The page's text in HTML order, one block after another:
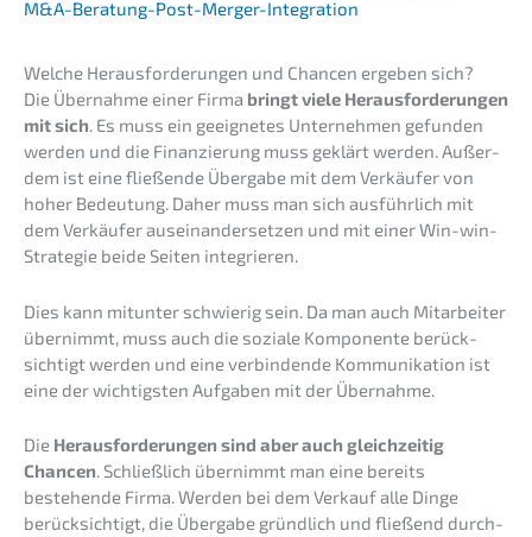
Welche Heraus­for­de­run­gen und Chancen ergeben sich?
Die Übernah­me einer Firma bringt viele Heraus­for­de­run­gen
mit sich. Es muss ein geeig­ne­tes Unter­neh­men gefun­den
werden und die Finan­zie­rung muss geklärt werden. Außer­
dem ist eine fließen­de Überga­be mit dem Verkäu­fer von
hoher Bedeu­tung. Daher muss man sich ausführ­lich mit
dem Verkäu­fer ausein­an­der­set­zen und mit einer Win-win-
Strate­gie beide Seiten integrieren.
Dies kann mitun­ter schwie­rig sein. Da man auch Mitar­bei­ter
übernimmt, muss auch die sozia­le Kompo­nen­te berück­
sich­tigt werden und eine verbin­den­de Kommu­ni­ka­ti­on ist
eine der wichtigs­ten Aufga­ben mit der Übernahme.
Die Heraus­for­de­run­gen sind aber auch gleich­zei­tig
Chancen. Schließ­lich übernimmt man eine bereits
bestehen­de Firma. Werden bei dem Verkauf alle Dinge
berück­sich­tigt, die Überga­be gründ­lich und fließend durch­